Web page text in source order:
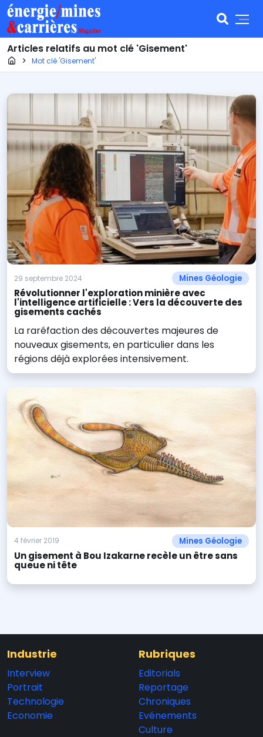
Articles relatifs au mot clé 'Gisement'
Page d'accueil
Mot clé 'Gisement'
29 septembre 2024 Mines Géologie
Révolutionner l'exploration minière avec
l'intelligence artificielle : Vers la découverte des
gisements cachés
La raréfaction des découvertes majeures de
nouveaux gisements, en particulier dans les
régions déjà explorées intensivement.
4 février 2019 Mines Géologie
Un gisement à Bou Izakarne recèle un être sans
queue ni tête
Industrie
Interview
Portrait
Technologie
Economie
Rubriques
Editorials
Reportage
Chroniques
Evénements
Culture